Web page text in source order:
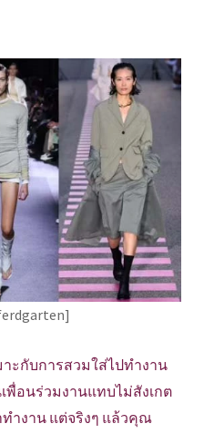
ะกับการสวมใส่ไปทำงาน
พื่อนร่วมงานแทบไม่สังเกต
ำงาน แต่จริงๆ แล้วคุณ